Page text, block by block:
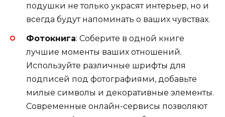
подушки не только украсят интерьер, но и
всегда будут напоминать о ваших чувствах.
Фотокнига: Соберите в одной книге
лучшие моменты ваших отношений.
Используйте различные шрифты для
подписей под фотографиями, добавьте
милые символы и декоративные элементы.
Современные онлайн-сервисы позволяют